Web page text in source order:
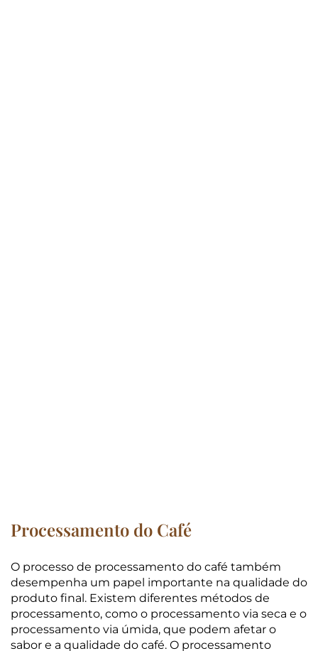
Processamento do Café
O processo de processamento do café também
desempenha um papel importante na qualidade do
produto final. Existem diferentes métodos de
processamento, como o processamento via seca e o
processamento via úmida, que podem afetar o
sabor e a qualidade do café. O processamento